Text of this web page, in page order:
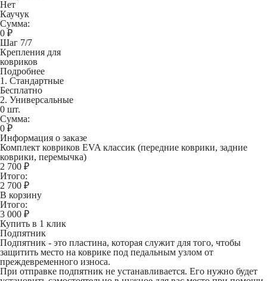
Нет
Каучук
Сумма:
0 ₽
Шаг 7/7
Крепления для
ковриков
Подробнее
1. Стандартные
Бесплатно
2. Универсальные
0 шт.
Сумма:
0 ₽
Информация о заказе
Комплект ковриков EVA классик (передние коврики, задние
коврики, перемычка)
2 700 ₽
Итого:
2 700 ₽
В корзину
Итого:
3 000 ₽
Купить в 1 клик
Подпятник
Подпятник - это пластина, которая служит для того, чтобы
защитить место на коврике под педальным узлом от
преждевременного износа.
При отправке подпятник не устанавливается. Его нужно будет